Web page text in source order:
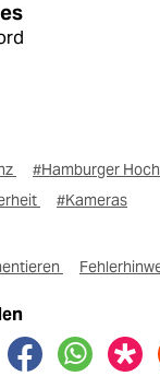
#Hamburger
#Kameras